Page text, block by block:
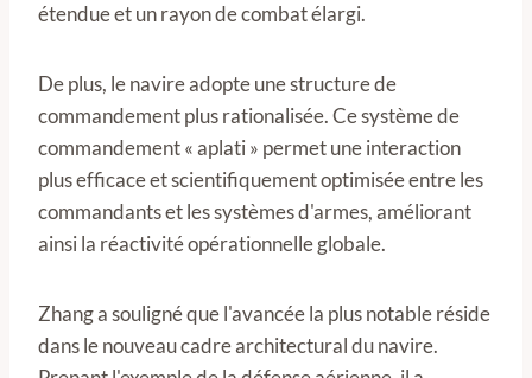
étendue et un rayon de combat élargi.
De plus, le navire adopte une structure de
commandement plus rationalisée. Ce système de
commandement « aplati » permet une interaction
plus efficace et scientifiquement optimisée entre les
commandants et les systèmes d'armes, améliorant
ainsi la réactivité opérationnelle globale.
Zhang a souligné que l'avancée la plus notable réside
dans le nouveau cadre architectural du navire.